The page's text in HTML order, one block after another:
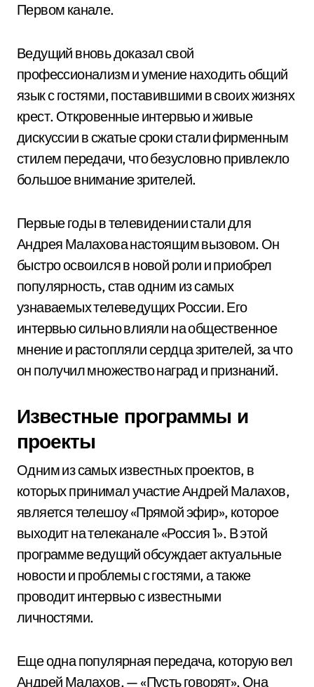
Первом канале.
Ведущий вновь доказал свой
профессионализм и умение находить общий
язык с гостями, поставившими в своих жизнях
крест. Откровенные интервью и живые
дискуссии в сжатые сроки стали фирменным
стилем передачи, что безусловно привлекло
большое внимание зрителей.
Первые годы в телевидении стали для
Андрея Малахова настоящим вызовом. Он
быстро освоился в новой роли и приобрел
популярность, став одним из самых
узнаваемых телеведущих России. Его
интервью сильно влияли на общественное
мнение и растопляли сердца зрителей, за что
он получил множество наград и признаний.
Известные программы и
проекты
Одним из самых известных проектов, в
которых принимал участие Андрей Малахов,
является телешоу «Прямой эфир», которое
выходит на телеканале «Россия 1». В этой
программе ведущий обсуждает актуальные
новости и проблемы с гостями, а также
проводит интервью с известными
личностями.
Еще одна популярная передача, которую вел
Андрей Малахов, — «Пусть говорят». Она